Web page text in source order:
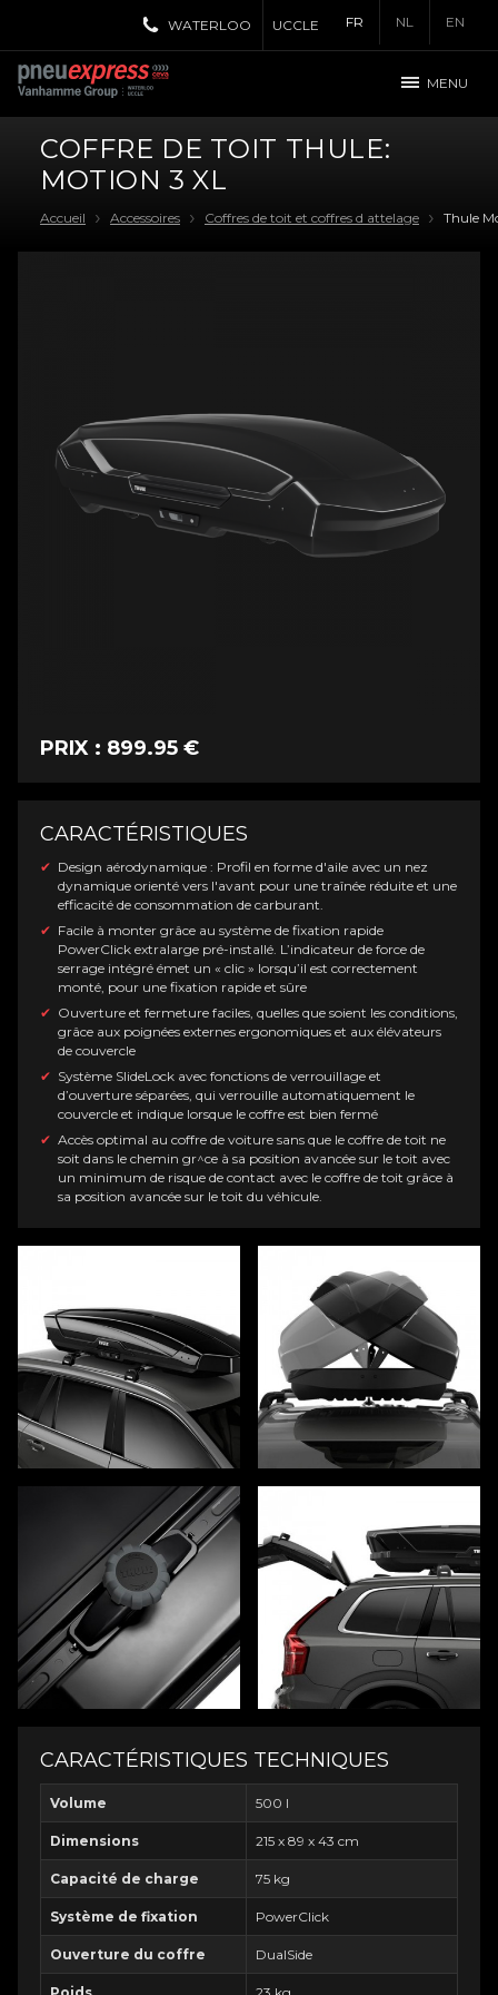
FR NL EN
WATERLOO UCCLE
MENU
COFFRE DE TOIT THULE:
MOTION 3 XL
Accueil Accessoires Coffres de toit et coffres d attelage Thule
PRIX : 899.95 €
CARACTÉRISTIQUES
Design aérodynamique : Profil en forme d'aile avec un nez
dynamique orienté vers l'avant pour une traînée réduite et une
efficacité de consommation de carburant.
Facile à monter grâce au système de fixation rapide
PowerClick extralarge pré-installé. L’indicateur de force de
serrage intégré émet un « clic » lorsqu’il est correctement
monté, pour une fixation rapide et sûre
Ouverture et fermeture faciles, quelles que soient les conditions,
grâce aux poignées externes ergonomiques et aux élévateurs
de couvercle
Système SlideLock avec fonctions de verrouillage et
d’ouverture séparées, qui verrouille automatiquement le
couvercle et indique lorsque le coffre est bien fermé
Accès optimal au coffre de voiture sans que le coffre de toit ne
soit dans le chemin gr^ce à sa position avancée sur le toit avec
un minimum de risque de contact avec le coffre de toit grâce à
sa position avancée sur le toit du véhicule.
CARACTÉRISTIQUES TECHNIQUES
Volume 500 l
Dimensions 215 x 89 x 43 cm
Capacité de charge 75 kg
Système de fixation PowerClick
Ouverture du coffre DualSide